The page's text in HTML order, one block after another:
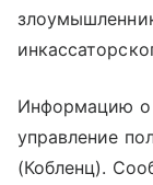
Информацию о
управление
(Кобленц).